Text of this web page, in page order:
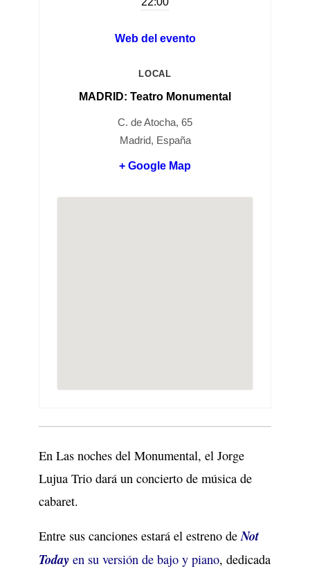
Web del evento
LOCAL
MADRID: Teatro Monumental
C. de Atocha, 65
Madrid, España
+ Google Map
En Las noches del Monumental, el Jorge
Lujua Trio dará un concierto de música de
cabaret.
Entre sus canciones estará el estreno de Not
Today en su versión de bajo y piano, dedicada